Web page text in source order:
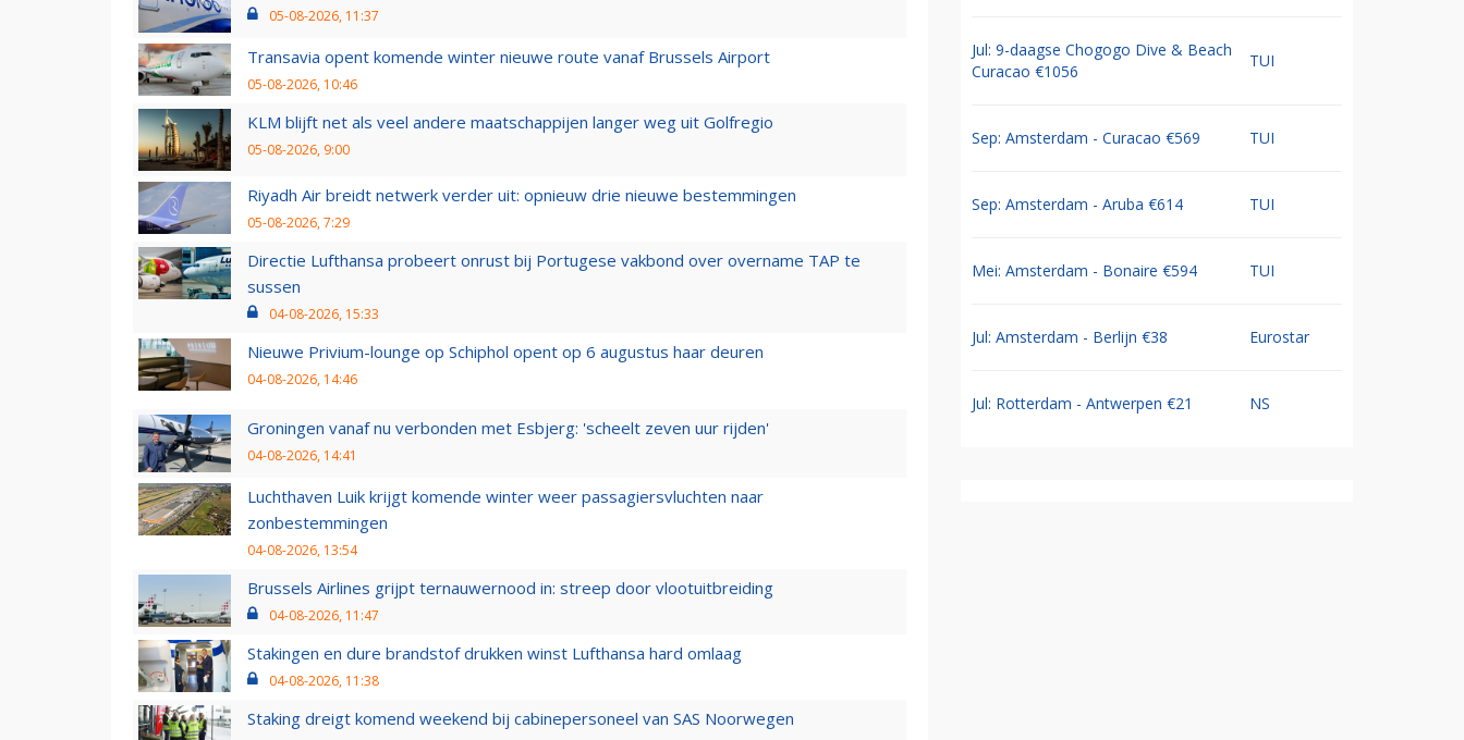
05-08-2026, 11:37
Transavia opent komende winter nieuwe route vanaf Brussels Airport
05-08-2026, 10:46
KLM blijft net als veel andere maatschappijen langer weg uit Golfregio
05-08-2026, 9:00
Riyadh Air breidt netwerk verder uit: opnieuw drie nieuwe bestemmingen
05-08-2026, 7:29
Directie Lufthansa probeert onrust bij Portugese vakbond over overname TAP te
sussen
04-08-2026, 15:33
Nieuwe Privium-lounge op Schiphol opent op 6 augustus haar deuren
04-08-2026, 14:46
Groningen vanaf nu verbonden met Esbjerg: 'scheelt zeven uur rijden'
04-08-2026, 14:41
Luchthaven Luik krijgt komende winter weer passagiersvluchten naar
zonbestemmingen
04-08-2026, 13:54
Brussels Airlines grijpt ternauwernood in: streep door vlootuitbreiding
04-08-2026, 11:47
Stakingen en dure brandstof drukken winst Lufthansa hard omlaag
04-08-2026, 11:38
Staking dreigt komend weekend bij cabinepersoneel van SAS Noorwegen
Jul: 9-daagse Chogogo Dive & Beach
Curacao €1056
TUI
Sep: Amsterdam - Curacao €569 TUI
Sep: Amsterdam - Aruba €614 TUI
Mei: Amsterdam - Bonaire €594 TUI
Jul: Amsterdam - Berlijn €38 Eurostar
Jul: Rotterdam - Antwerpen €21 NS